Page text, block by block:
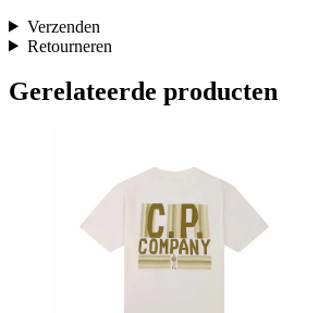
Verzenden
Retourneren
Gerelateerde producten